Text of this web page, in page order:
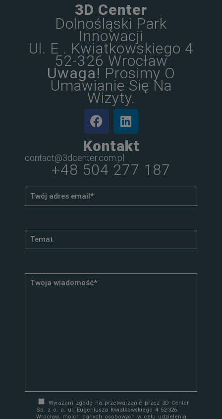
3D Center
Dolnośląski Park
Innowacji
Ul. E . Kwiatkowskiego 4
52-326 Wrocław
Uwaga! Prosimy O
Umawianie Się Na
Wizyty.
Kontakt
contact@3dcenter.com.pl
+48 504 277 187
Wyrażam zgodę na przetwarzanie przez 3D Center
Sp. z o. o. ul. Eugeniusza Kwiatkowskiego 4 52-326
Wrocław, moich danych osobowych w celu udzielenia